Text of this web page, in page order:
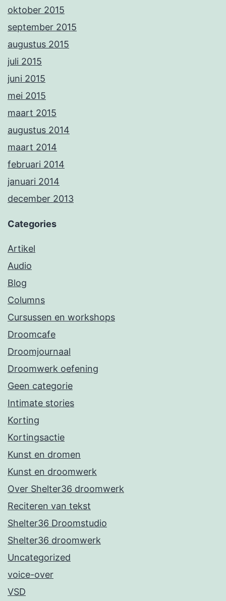
oktober 2015
september 2015
augustus 2015
juli 2015
juni 2015
mei 2015
maart 2015
augustus 2014
maart 2014
februari 2014
januari 2014
december 2013
Categories
Artikel
Audio
Blog
Columns
Cursussen en workshops
Droomcafe
Droomjournaal
Droomwerk oefening
Geen categorie
Intimate stories
Korting
Kortingsactie
Kunst en dromen
Kunst en droomwerk
Over Shelter36 droomwerk
Reciteren van tekst
Shelter36 Droomstudio
Shelter36 droomwerk
Uncategorized
voice-over
VSD